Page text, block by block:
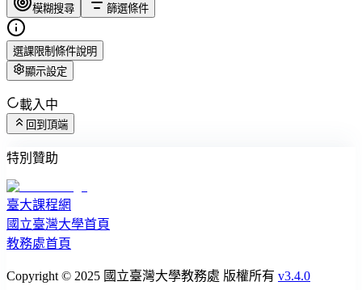
模糊搜尋 篩選條件
選課限制條件說明
顯示設定
載入中
回到頂端
特別贊助
臺大課程網
國立臺灣大學首頁
教務處首頁
Copyright © 2025 國立臺灣大學教務處 版權所有 v3.4.0